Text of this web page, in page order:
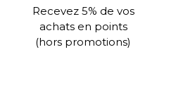
Recevez 5% de vos
achats en points
(hors promotions)